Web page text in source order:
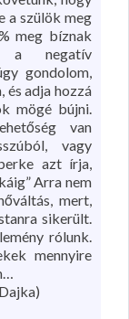
a szülök meg
meg bíznak
a negatív
gondolom,
és adja hozzá
mögé bújni.
van
vagy
azt írja,
Arra nem
mert,
sikerült.
rólunk.
mennyire